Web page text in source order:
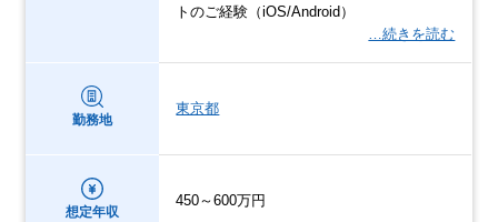
トのご経験（iOS/Android）
…続きを読む
勤務地
東京都
想定年収
450～600万円